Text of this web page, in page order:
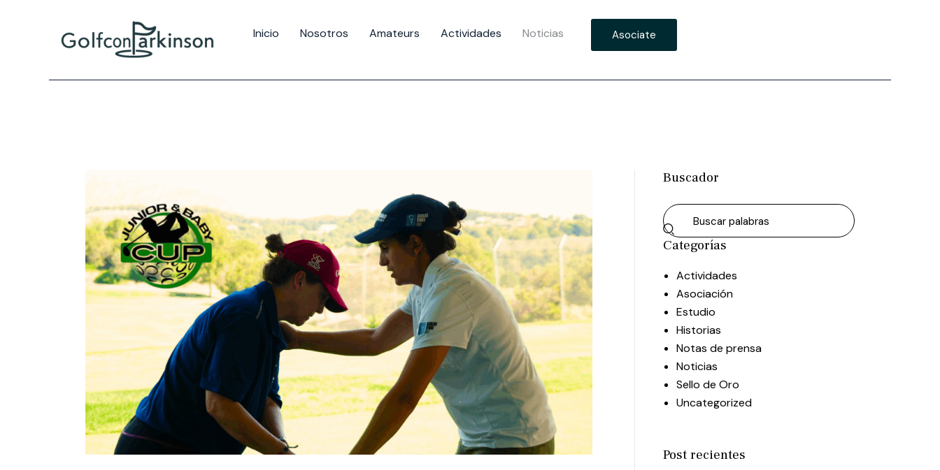
Inicio Nosotros Amateurs Actividades Noticias Asociate
Buscador
Categorías
Actividades
Asociación
Estudio
Historias
Notas de prensa
Noticias
Sello de Oro
Uncategorized
Post recientes